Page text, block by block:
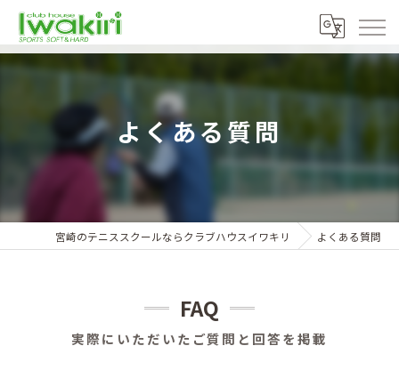
よくある質問
宮崎のテニススクールならクラブハウスイワキリ よくある質問
実際にいただいたご質問と回答を掲載
FAQ